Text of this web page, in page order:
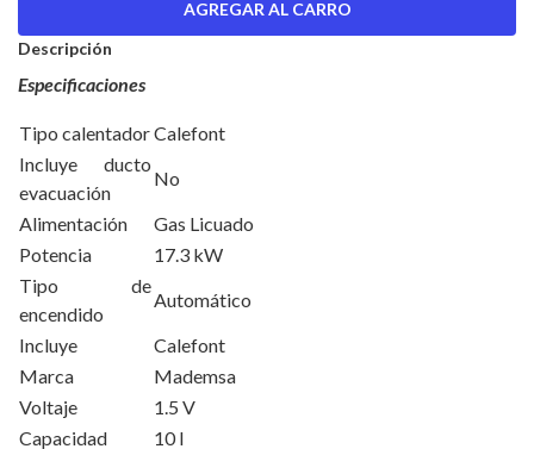
Descripción
Especificaciones
Tipo calentadorCalefont
Incluye ducto
evacuación
No
Alimentación
Gas Licuado
Potencia
17.3 kW
Tipo de
encendido
Automático
Incluye
Calefont
Marca
Mademsa
Voltaje
1.5 V
Capacidad
10 l